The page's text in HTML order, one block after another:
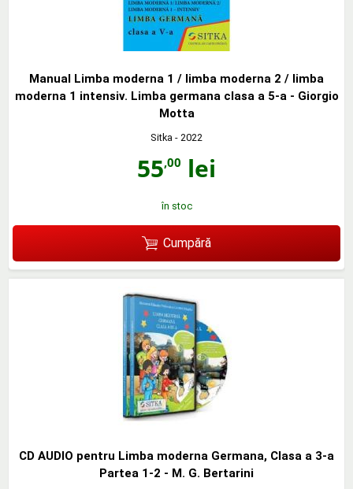
Manual Limba moderna 1 / limba moderna 2 / limba
moderna 1 intensiv. Limba germana clasa a 5-a - Giorgio
Motta
Sitka - 2022
55,00 lei
în stoc
Cumpără
CD AUDIO pentru Limba moderna Germana, Clasa a 3-a
Partea 1-2 - M. G. Bertarini